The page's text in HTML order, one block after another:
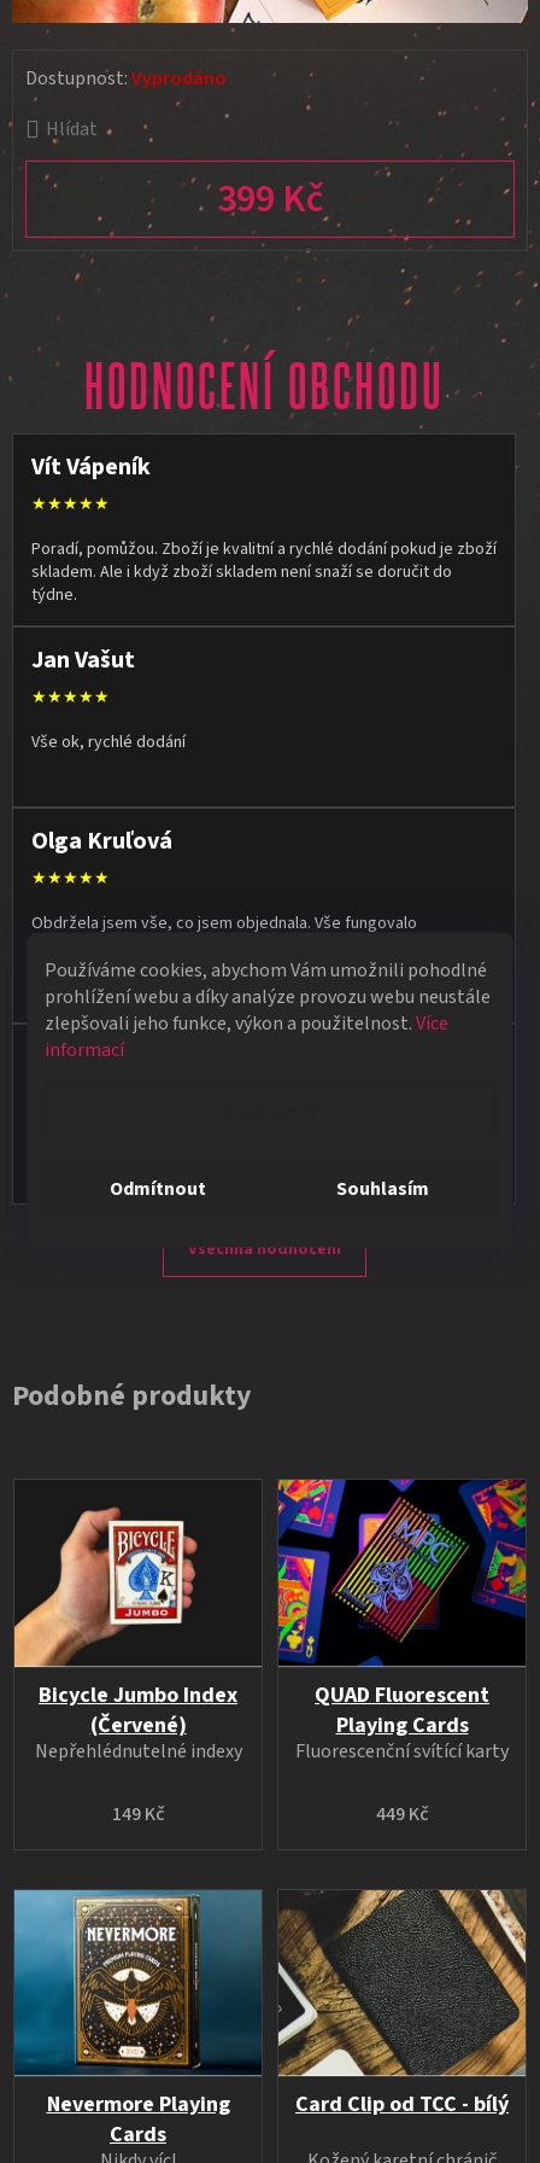
Používáme cookies, abychom Vám umožnili pohodlné
prohlížení webu a díky analýze provozu webu neustále
zlepšovali jeho funkce, výkon a použitelnost.Více
informací
Odmítnout Souhlasím
Hlídat
399 Kč
Měrná cena:
Dostupnost:Vyprodáno
HODNOCENÍ OBCHODU
Vít Vápeník
★★★★★
Poradí, pomůžou. Zboží je kvalitní a rychlé dodání pokud je zboží
skladem. Ale i když zboží skladem není snaží se doručit do
týdne.
Jan Vašut
★★★★★
Vše ok, rychlé dodání
Olga Kruľová
★★★★★
Obdržela jsem vše, co jsem objednala. Vše fungovalo
na školní besídce. Objednávka dorazila po 4 dnech, takže
naprostá spokojenost.
Vladimír Jirsák
Všechna hodnocení
Podobné produkty
Bicycle Jumbo Index
(Červené)
149 Kč
Nepřehlédnutelné indexy
QUAD Fluorescent
Playing Cards
449 Kč
Fluorescenční svítící karty
Nevermore Playing
Cards
Card Clip od TCC - bílý